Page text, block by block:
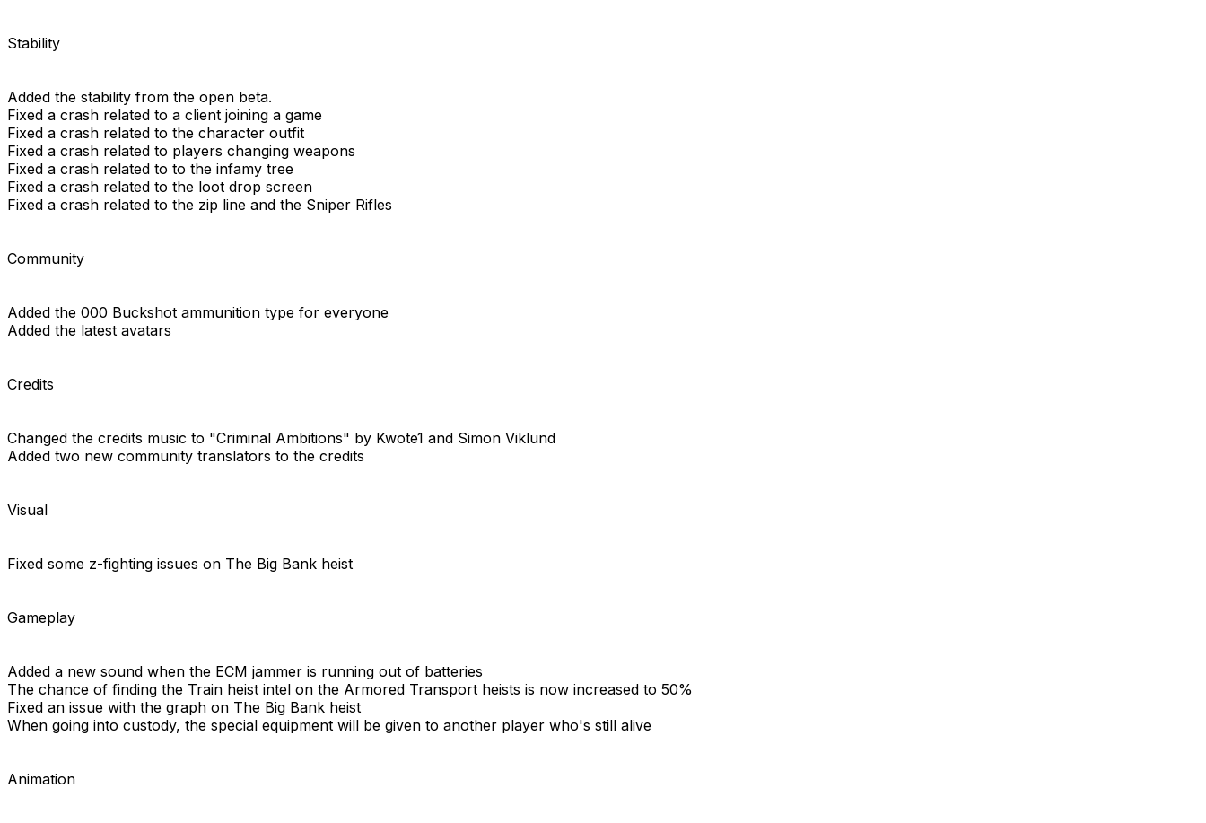
Stability
Added the stability from the open beta.
Fixed a crash related to a client joining a game
Fixed a crash related to the character outfit
Fixed a crash related to players changing weapons
Fixed a crash related to to the infamy tree
Fixed a crash related to the loot drop screen
Fixed a crash related to the zip line and the Sniper Rifles
Community
Added the 000 Buckshot ammunition type for everyone
Added the latest avatars
Credits
Changed the credits music to "Criminal Ambitions" by Kwote1 and Simon Viklund
Added two new community translators to the credits
Visual
Fixed some z-fighting issues on The Big Bank heist
Gameplay
Added a new sound when the ECM jammer is running out of batteries
The chance of finding the Train heist intel on the Armored Transport heists is now increased to 50%
Fixed an issue with the graph on The Big Bank heist
When going into custody, the special equipment will be given to another player who's still alive
Animation